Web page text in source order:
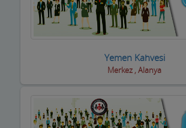
Yemen Kahvesi
Merkez , Alanya